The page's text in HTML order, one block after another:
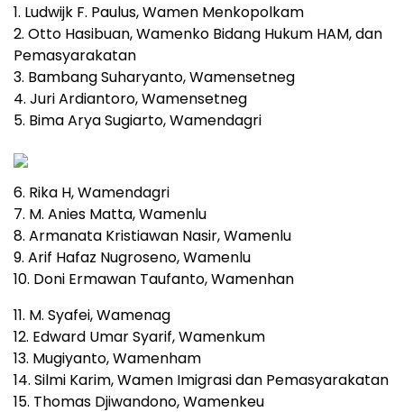
1. Ludwijk F. Paulus, Wamen Menkopolkam
2. Otto Hasibuan, Wamenko Bidang Hukum HAM, dan
Pemasyarakatan
3. Bambang Suharyanto, Wamensetneg
4. Juri Ardiantoro, Wamensetneg
5. Bima Arya Sugiarto, Wamendagri
6. Rika H, Wamendagri
7. M. Anies Matta, Wamenlu
8. Armanata Kristiawan Nasir, Wamenlu
9. Arif Hafaz Nugroseno, Wamenlu
10. Doni Ermawan Taufanto, Wamenhan
11. M. Syafei, Wamenag
12. Edward Umar Syarif, Wamenkum
13. Mugiyanto, Wamenham
14. Silmi Karim, Wamen Imigrasi dan Pemasyarakatan
15. Thomas Djiwandono, Wamenkeu